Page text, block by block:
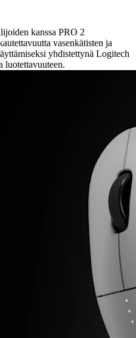
kanssa PRO 2
vasenkätisten ja
yhdistettynä Logitech
luotettavuuteen.